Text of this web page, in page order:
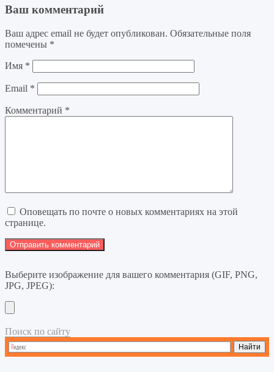
Ваш комментарий
Ваш адрес email не будет опубликован. Обязательные поля
помечены *
Имя *
Email *
Комментарий *
Оповещать по почте о новых комментариях на этой
странице.
Выберите изображение для вашего комментария (GIF, PNG,
JPG, JPEG):
Поиск по сайту